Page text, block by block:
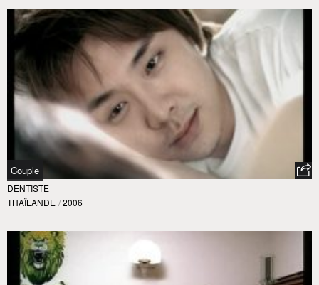
Couple
DENTISTE
THAÏLANDE / 2006